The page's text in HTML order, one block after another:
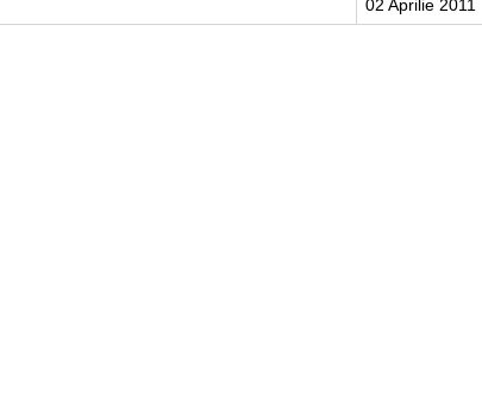
02 Aprilie 2011